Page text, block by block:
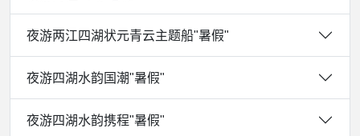
夜游两江四湖状元青云主题船"暑假"
夜游四湖水韵国潮"暑假"
夜游四湖水韵携程"暑假"